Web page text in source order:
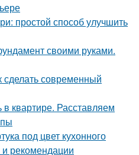
простой способ улучшить
своими руками.
сделать современный
в квартире. Расставляем
под цвет кухонного
и рекомендации